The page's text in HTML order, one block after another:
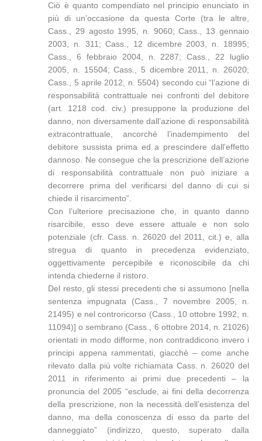
Ciò è quanto compendiato nel principio enunciato in
più di un’occasione da questa Corte (tra le altre,
Cass., 29 agosto 1995, n. 9060; Cass., 13 gennaio
2003, n. 311; Cass., 12 dicembre 2003, n. 18995;
Cass., 6 febbraio 2004, n. 2287; Cass., 22 luglio
2005, n. 15504; Cass., 5 dicembre 2011, n. 26020;
Cass., 5 aprile 2012, n. 5504) secondo cui “l’azione di
responsabilità contrattuale nei confronti del debitore
(art. 1218 cod. civ.) presuppone la produzione del
danno, non diversamente dall’azione di responsabilità
extracontrattuale, ancorché l’inadempimento del
debitore sussista prima ed a prescindere dall’effetto
dannoso. Ne consegue che la prescrizione dell’azione
di responsabilità contrattuale non può iniziare a
decorrere prima del verificarsi del danno di cui si
chiede il risarcimento”.
Con l’ulteriore precisazione che, in quanto danno
risarcibile, esso deve essere attuale e non solo
potenziale (cfr. Cass. n. 26020 del 2011, cit.) e, alla
stregua di quanto in precedenza evidenziato,
oggettivamente percepibile e riconoscibile da chi
intenda chiederne il ristoro.
Del resto, gli stessi precedenti che si assumono [nella
sentenza impugnata (Cass., 7 novembre 2005, n.
21495) e nel controricorso (Cass., 10 ottobre 1992, n.
11094)] o sembrano (Cass., 6 ottobre 2014, n. 21026)
orientati in modo difforme, non contraddicono invero i
principi appena rammentati, giacché – come anche
rilevato dalla più volte richiamata Cass. n. 26020 del
2011 in riferimento ai primi due precedenti – la
pronuncia del 2005 “esclude, ai fini della decorrenza
della prescrizione, non la necessità dell’esistenza del
danno, ma della conoscenza di esso da parte del
danneggiato” (indirizzo, questo, superato dalla